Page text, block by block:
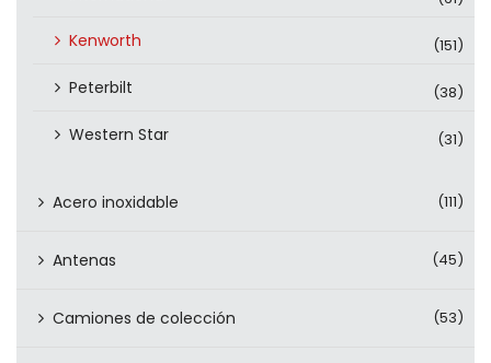
Kenworth (151)
Peterbilt (38)
Western Star (31)
Acero inoxidable (111)
Antenas (45)
Camiones de colección (53)